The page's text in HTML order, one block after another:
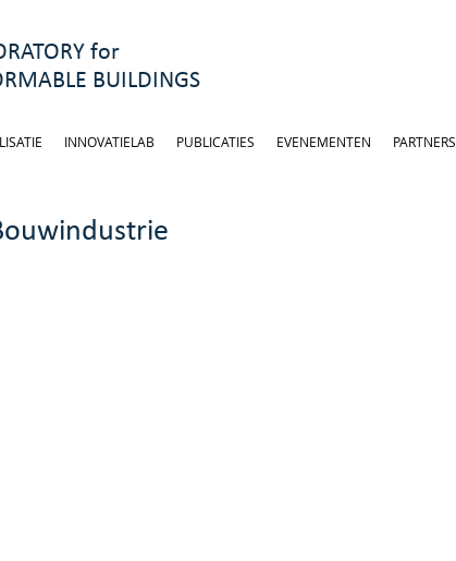
for
BUILDINGS
INNOVATIELAB PUBLICATIES EVENEMENTEN PARTNERS